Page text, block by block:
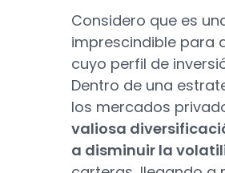
Considero que es
imprescindible para
cuyo perfil de
Dentro de una
los mercados
valiosa
a disminuir la